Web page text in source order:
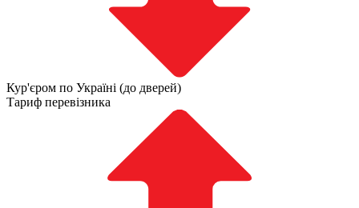
Кур'єром по Україні (до дверей)
Тариф перевізника